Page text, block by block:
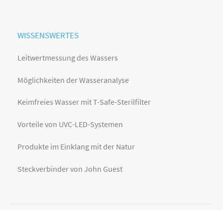
WISSENSWERTES
Leitwertmessung des Wassers
Möglichkeiten der Wasseranalyse
Keimfreies Wasser mit T-Safe-Sterilfilter
Vorteile von UVC-LED-Systemen
Produkte im Einklang mit der Natur
Steckverbinder von John Guest